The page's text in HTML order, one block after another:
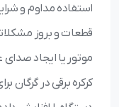
استفاده مداوم و
قطعات و بروز
موتور یا ایجاد
کرکره برقی در